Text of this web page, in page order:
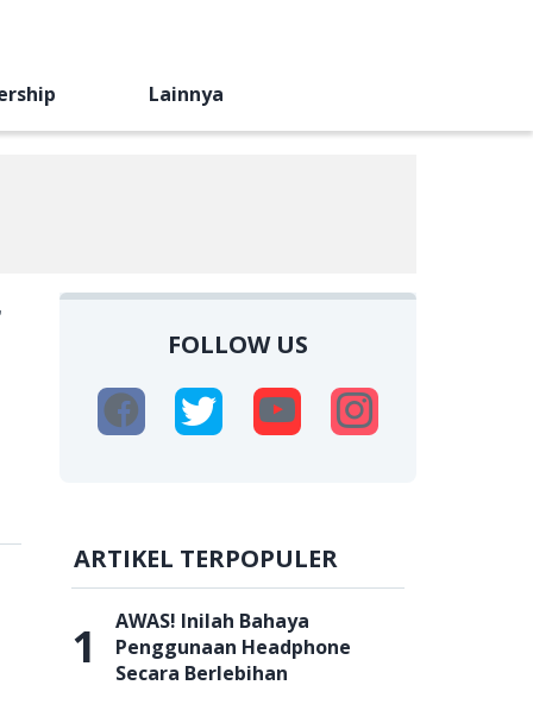
Lainnya
FOLLOW US
ARTIKEL TERPOPULER
1
AWAS! Inilah Bahaya
Penggunaan Headphone
Secara Berlebihan